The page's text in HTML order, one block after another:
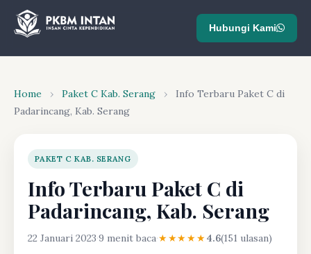
Hubungi Kami
Home › Paket C Kab. Serang ›
Info Terbaru Paket C di
Padarincang, Kab. Serang
PAKET C KAB. SERANG
Info Terbaru Paket C di
Padarincang, Kab. Serang
22 Januari 2023·9 menit baca·★★★★★4.6(151 ulasan)